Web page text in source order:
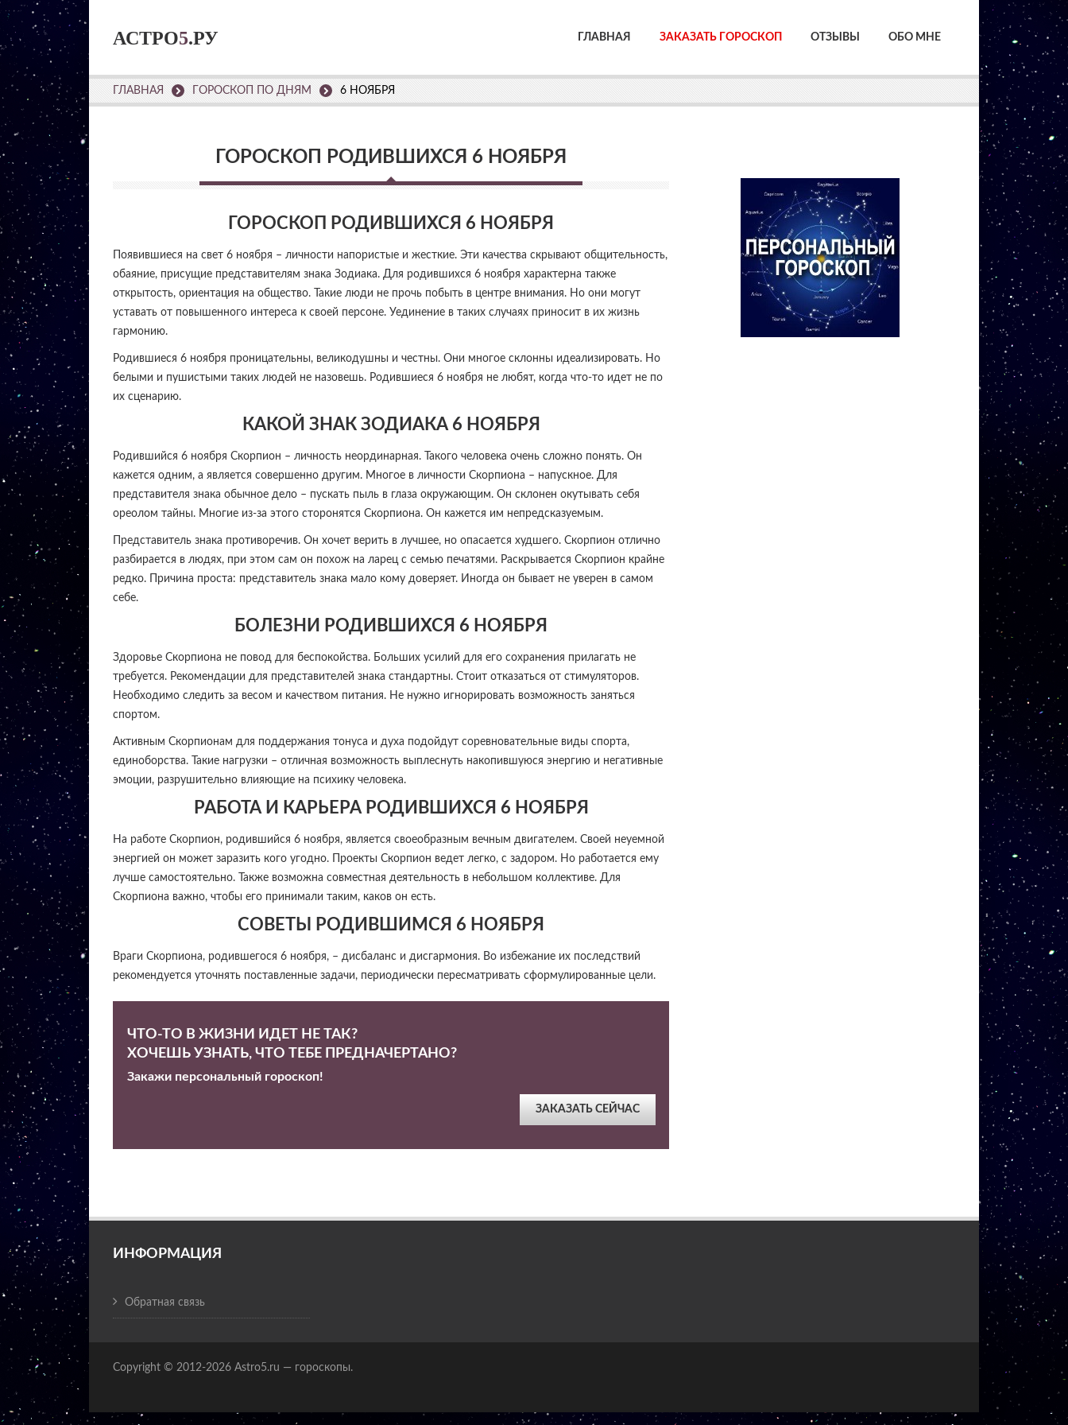
АСТРО5.РУ ГЛАВНАЯ ЗАКАЗАТЬ ГОРОСКОП ОТЗЫВЫ ОБО МНЕ
ГЛАВНАЯ ГОРОСКОП ПО ДНЯМ 6 НОЯБРЯ
ГОРОСКОП РОДИВШИХСЯ 6 НОЯБРЯ
ГОРОСКОП РОДИВШИХСЯ 6 НОЯБРЯ
Появившиеся на свет 6 ноября – личности напористые и жесткие. Эти качества скрывают общительность,
обаяние, присущие представителям знака Зодиака. Для родившихся 6 ноября характерна также
открытость, ориентация на общество. Такие люди не прочь побыть в центре внимания. Но они могут
уставать от повышенного интереса к своей персоне. Уединение в таких случаях приносит в их жизнь
гармонию.
Родившиеся 6 ноября проницательны, великодушны и честны. Они многое склонны идеализировать. Но
белыми и пушистыми таких людей не назовешь. Родившиеся 6 ноября не любят, когда что-то идет не по
их сценарию.
КАКОЙ ЗНАК ЗОДИАКА 6 НОЯБРЯ
Родившийся 6 ноября Скорпион – личность неординарная. Такого человека очень сложно понять. Он
кажется одним, а является совершенно другим. Многое в личности Скорпиона – напускное. Для
представителя знака обычное дело – пускать пыль в глаза окружающим. Он склонен окутывать себя
ореолом тайны. Многие из-за этого сторонятся Скорпиона. Он кажется им непредсказуемым.
Представитель знака противоречив. Он хочет верить в лучшее, но опасается худшего. Скорпион отлично
разбирается в людях, при этом сам он похож на ларец с семью печатями. Раскрывается Скорпион крайне
редко. Причина проста: представитель знака мало кому доверяет. Иногда он бывает не уверен в самом
себе.
БОЛЕЗНИ РОДИВШИХСЯ 6 НОЯБРЯ
Здоровье Скорпиона не повод для беспокойства. Больших усилий для его сохранения прилагать не
требуется. Рекомендации для представителей знака стандартны. Стоит отказаться от стимуляторов.
Необходимо следить за весом и качеством питания. Не нужно игнорировать возможность заняться
спортом.
Активным Скорпионам для поддержания тонуса и духа подойдут соревновательные виды спорта,
единоборства. Такие нагрузки – отличная возможность выплеснуть накопившуюся энергию и негативные
эмоции, разрушительно влияющие на психику человека.
РАБОТА И КАРЬЕРА РОДИВШИХСЯ 6 НОЯБРЯ
На работе Скорпион, родившийся 6 ноября, является своеобразным вечным двигателем. Своей неуемной
энергией он может заразить кого угодно. Проекты Скорпион ведет легко, с задором. Но работается ему
лучше самостоятельно. Также возможна совместная деятельность в небольшом коллективе. Для
Скорпиона важно, чтобы его принимали таким, каков он есть.
СОВЕТЫ РОДИВШИМСЯ 6 НОЯБРЯ
Враги Скорпиона, родившегося 6 ноября, – дисбаланс и дисгармония. Во избежание их последствий
рекомендуется уточнять поставленные задачи, периодически пересматривать сформулированные цели.
ЧТО-ТО В ЖИЗНИ ИДЕТ НЕ ТАК?
ХОЧЕШЬ УЗНАТЬ, ЧТО ТЕБЕ ПРЕДНАЧЕРТАНО?
Закажи персональный гороскоп!
ЗАКАЗАТЬ СЕЙЧАС
ИНФОРМАЦИЯ
Обратная связь
Copyright © 2012-2026 Astro5.ru — гороскопы.